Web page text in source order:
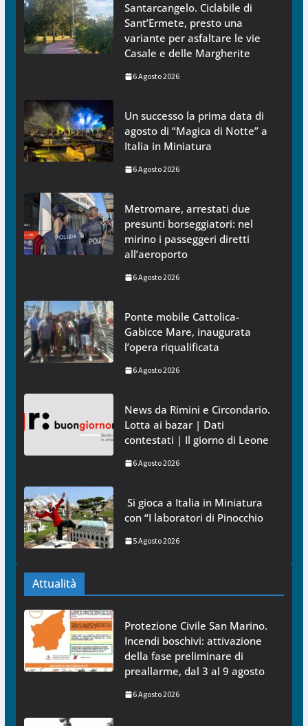
Santarcangelo. Ciclabile di
Sant’Ermete, presto una
variante per asfaltare le vie
Casale e delle Margherite
6 Agosto 2026
Un successo la prima data di
agosto di “Magica di Notte” a
Italia in Miniatura
6 Agosto 2026
Metromare, arrestati due
presunti borseggiatori: nel
mirino i passeggeri diretti
all’aeroporto
6 Agosto 2026
Ponte mobile Cattolica-
Gabicce Mare, inaugurata
l’opera riqualificata
6 Agosto 2026
News da Rimini e Circondario.
Lotta ai bazar | Dati
contestati | Il giorno di Leone
6 Agosto 2026
Si gioca a Italia in Miniatura
con “I laboratori di Pinocchio
5 Agosto 2026
Attualità
Protezione Civile San Marino.
Incendi boschivi: attivazione
della fase preliminare di
preallarme, dal 3 al 9 agosto
6 Agosto 2026